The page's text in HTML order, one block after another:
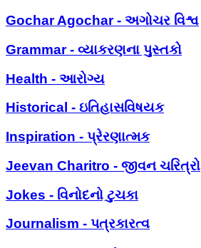
Gochar Agochar - અગોચર વિશ્વ
Grammar - વ્યાકરણના પુસ્તકો
Health - આરોગ્ય
Historical - ઇતિહાસવિષયક
Inspiration - પ્રેરણાત્મક
Jeevan Charitro - જીવન ચરિત્રો
Jokes - વિનોદનો ટુચકા
Journalism - પત્રકારત્વ